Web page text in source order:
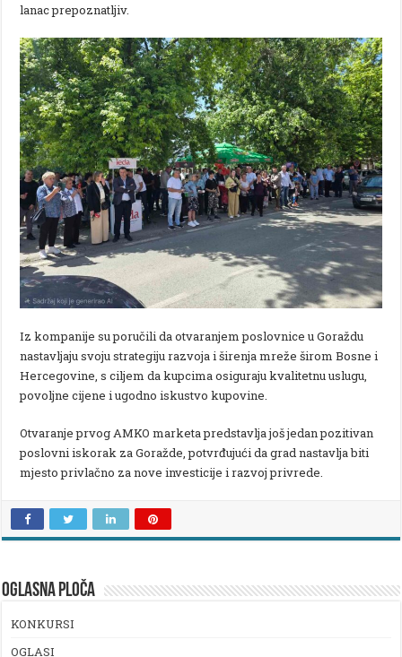
lanac prepoznatljiv.
Iz kompanije su poručili da otvaranjem poslovnice u Goraždu
nastavljaju svoju strategiju razvoja i širenja mreže širom Bosne i
Hercegovine, s ciljem da kupcima osiguraju kvalitetnu uslugu,
povoljne cijene i ugodno iskustvo kupovine.
Otvaranje prvog AMKO marketa predstavlja još jedan pozitivan
poslovni iskorak za Goražde, potvrđujući da grad nastavlja biti
mjesto privlačno za nove investicije i razvoj privrede.
OGLASNA PLOČA
KONKURSI
OGLASI